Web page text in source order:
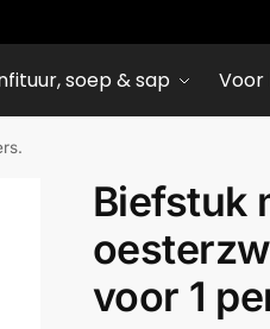
soep & sap Voor
Biefstuk
voor 1